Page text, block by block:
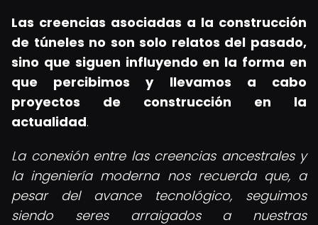
Las creencias asociadas a la construcción
de túneles no son solo relatos del pasado,
sino que siguen influyendo en la forma en
que percibimos y llevamos a cabo
proyectos de construcción en la
actualidad.
La conexión entre las creencias ancestrales y
la ingeniería moderna nos recuerda que, a
pesar del avance tecnológico, seguimos
siendo seres arraigados a nuestras